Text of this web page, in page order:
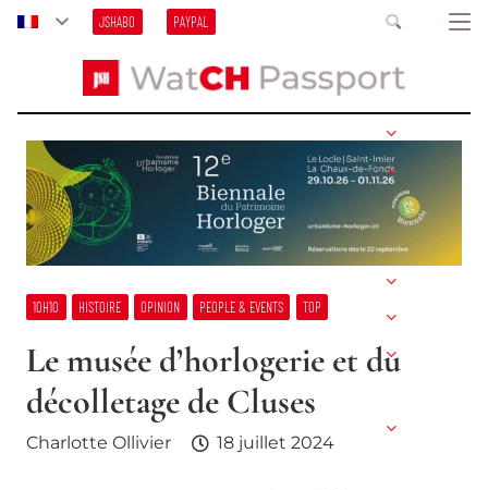
JSHABO PAYPAL
10H10 HISTOIRE OPINION PEOPLE & EVENTS TOP
Le musée d’horlogerie et du
décolletage de Cluses
Charlotte Ollivier 18 juillet 2024